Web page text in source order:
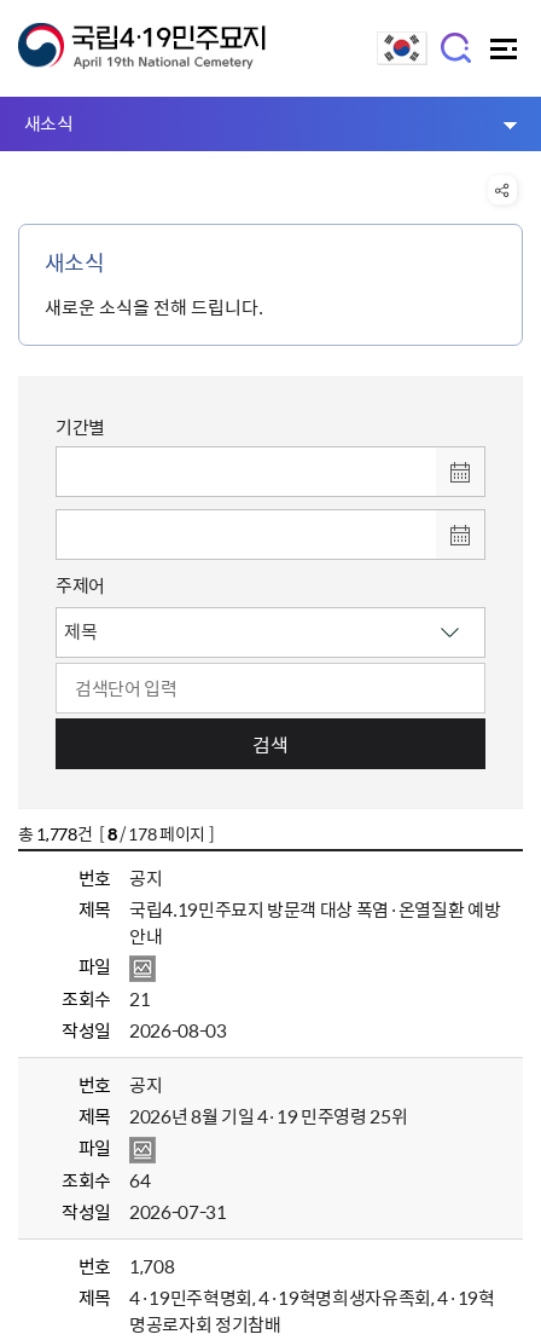
새소식
새소식
새로운 소식을 전해 드립니다.
기간별
주제어
검색
총 1,778건 [8/ 178 페이지 ]
번호
공지
제목
국립4.19민주묘지 방문객 대상 폭염·온열질환 예방
안내
파일
조회수
21
작성일
2026-08-03
번호
공지
제목
2026년 8월 기일 4·19 민주영령 25위
파일
조회수
64
작성일
2026-07-31
번호
1,708
제목
4·19민주혁명회, 4·19혁명희생자유족회, 4·19혁
명공로자회 정기참배